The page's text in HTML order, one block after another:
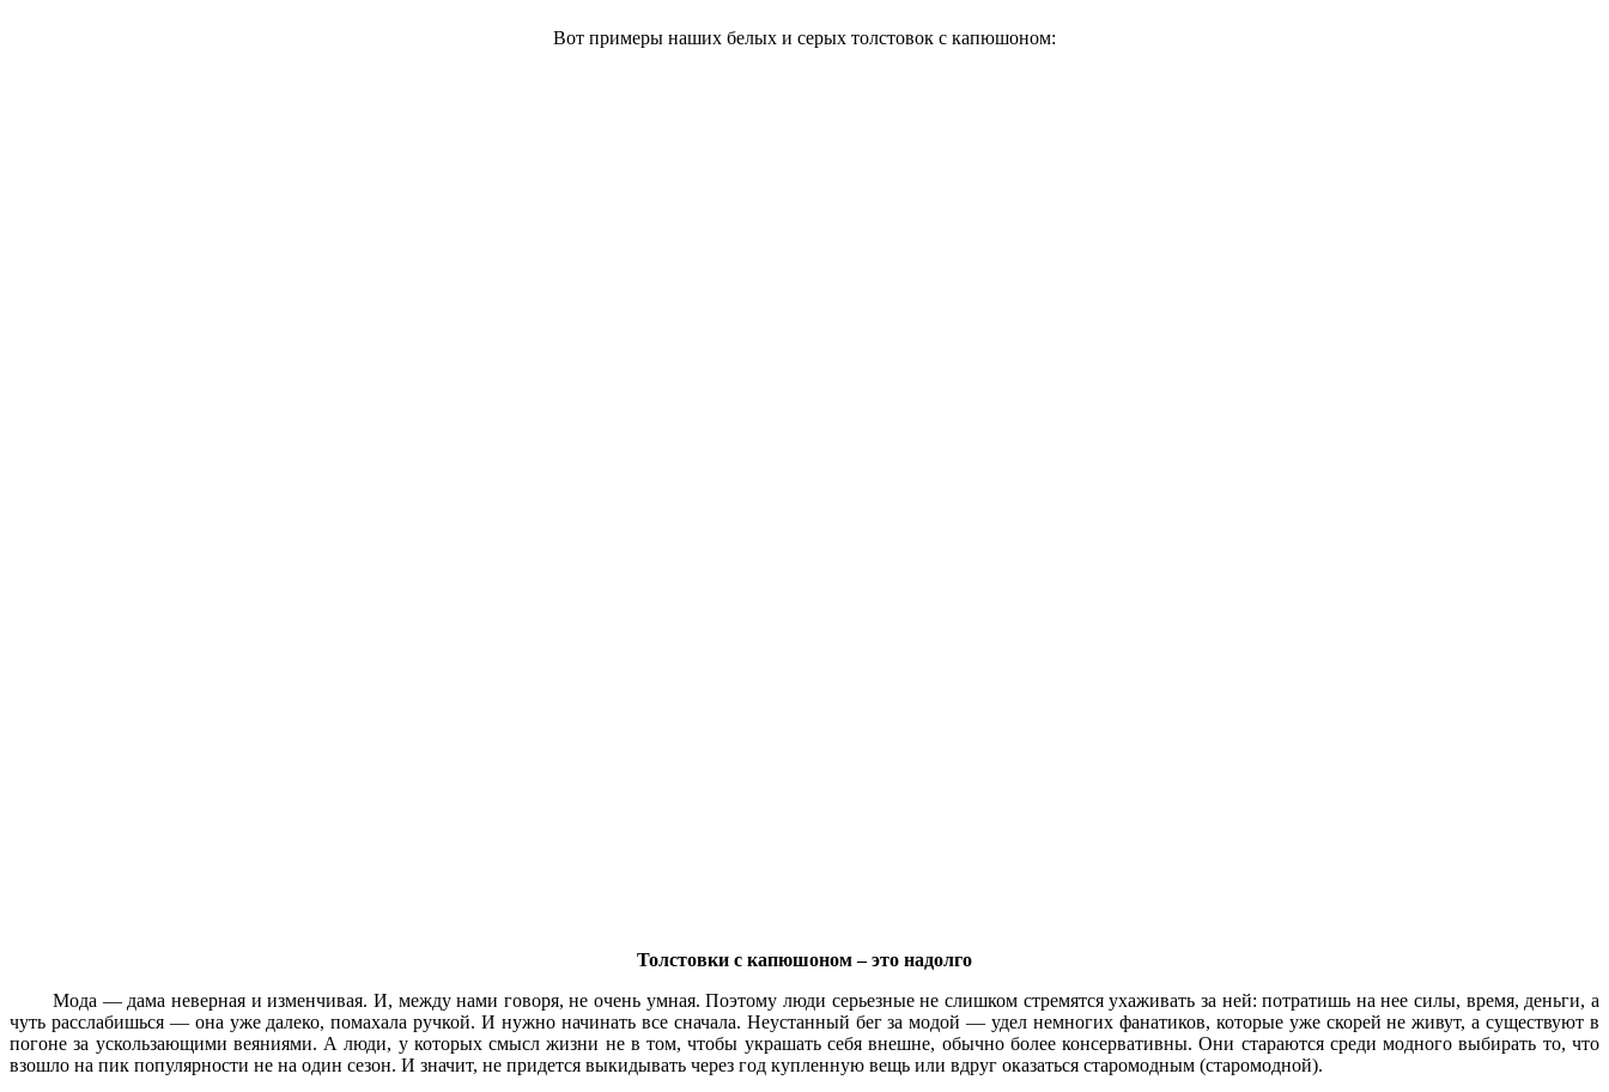
К числу таких вещей, которые одновременно и остромодны, и консервативны (иначе говоря, долгожители в моде), относятся утепленные толстовки с капюшоном. Молодежные
избранной, отправившей поколение родителей на склад уцененных товаров. Сейчас наиболее верно и емко одно понятие – модные толстовки. Это не одежда для избранных, для узкого круга
тех, кто понимает. Купить серую толстовку с капюшоном готовы люди всех возрастов (кто еще не купил).
Причина такого большого числа желающих купить толстовки с надписью в Москве и не только, вероятно, в демократичности и практичности этого вида одежды. Толстовки с
Вот примеры наших белых и серых толстовок с капюшоном:
Толстовки с капюшоном – это надолго
Мода — дама неверная и изменчивая. И, между нами говоря, не очень умная. Поэтому люди серьезные не слишком стремятся ухаживать за ней: потратишь на нее силы, время, деньги, а
чуть расслабишься — она уже далеко, помахала ручкой. И нужно начинать все сначала. Неустанный бег за модой — удел немногих фанатиков, которые уже скорей не живут, а существуют в
погоне за ускользающими веяниями. А люди, у которых смысл жизни не в том, чтобы украшать себя внешне, обычно более консервативны. Они стараются среди модного выбирать то, что
взошло на пик популярности не на один сезон. И значит, не придется выкидывать через год купленную вещь или вдруг оказаться старомодным (старомодной).